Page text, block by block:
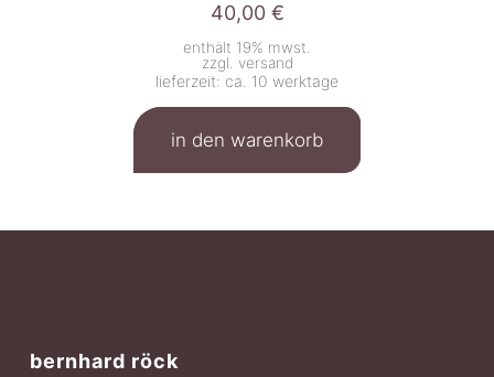
40,00 €
enthält 19% mwst.
zzgl. versand
lieferzeit: ca. 10 werktage
in den warenkorb
bernhard röck